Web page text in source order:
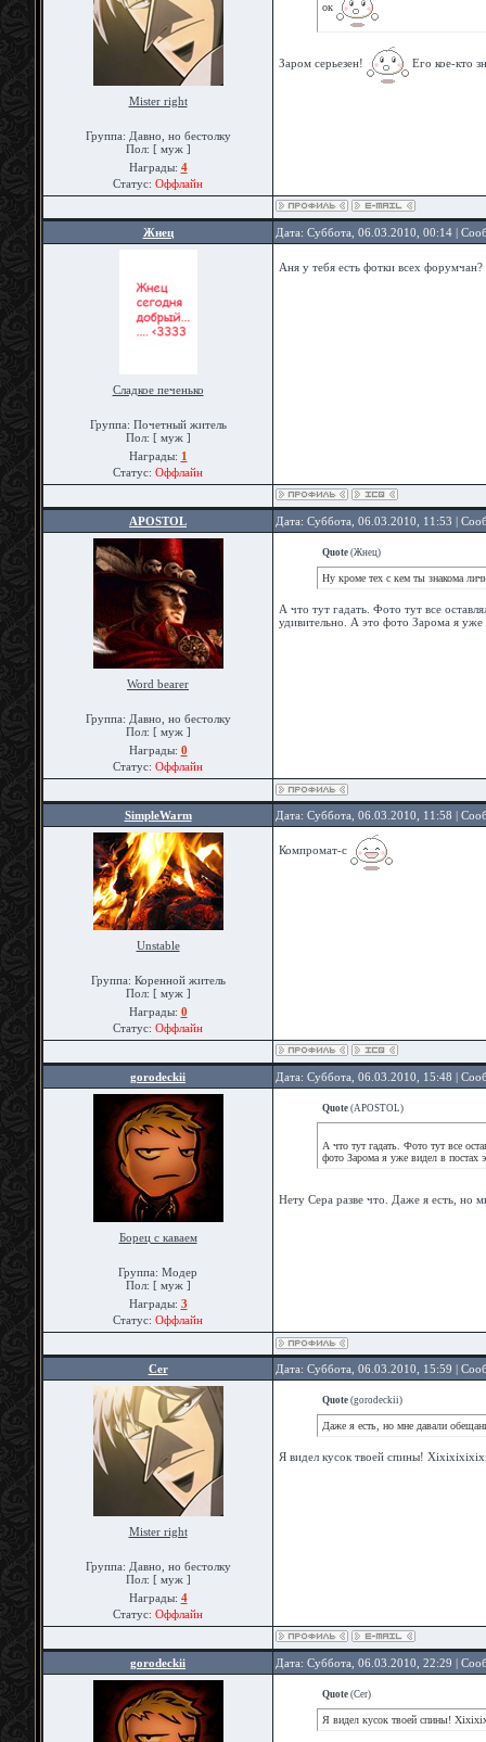
Mister right
Группа: Давно, но бестолку
Пол: [ муж ]
Награды: 4
Статус: Оффлайн
ок
Заром серьезен! Его кое-кто
Жнец Дата: Суббота, 06.03.2010, 00:14 |
Сладкое печенько
Группа: Почетный житель
Пол: [ муж ]
Награды: 1
Статус: Оффлайн
Аня у тебя есть фотки всех форумчан?
APOSTOL Дата: Суббота, 06.03.2010, 11:53 |
Word bearer
Группа: Давно, но бестолку
Пол: [ муж ]
Награды: 0
Статус: Оффлайн
Quote (Жнец)
Ну кроме тех с кем ты знакома
А что тут гадать. Фото тут все
удивительно. А это фото Зарома я
SimpleWarm Дата: Суббота, 06.03.2010, 11:58 |
Unstable
Группа: Коренной житель
Пол: [ муж ]
Награды: 0
Статус: Оффлайн
Компромат-с
gorodeckii Дата: Суббота, 06.03.2010, 15:48 |
Борец с каваем
Группа: Модер
Пол: [ муж ]
Награды: 3
Статус: Оффлайн
Quote (APOSTOL)
А что тут гадать. Фото тут все
фото Зарома я уже видел в постах
Нету Сера разве что. Даже я есть, но
Cer Дата: Суббота, 06.03.2010, 15:59 |
Mister right
Группа: Давно, но бестолку
Пол: [ муж ]
Награды: 4
Статус: Оффлайн
Quote (gorodeckii)
Даже я есть, но мне давали
Я видел кусок твоей спины!
gorodeckii Дата: Суббота, 06.03.2010, 22:29 |
Quote (Cer)
Я видел кусок твоей спины!